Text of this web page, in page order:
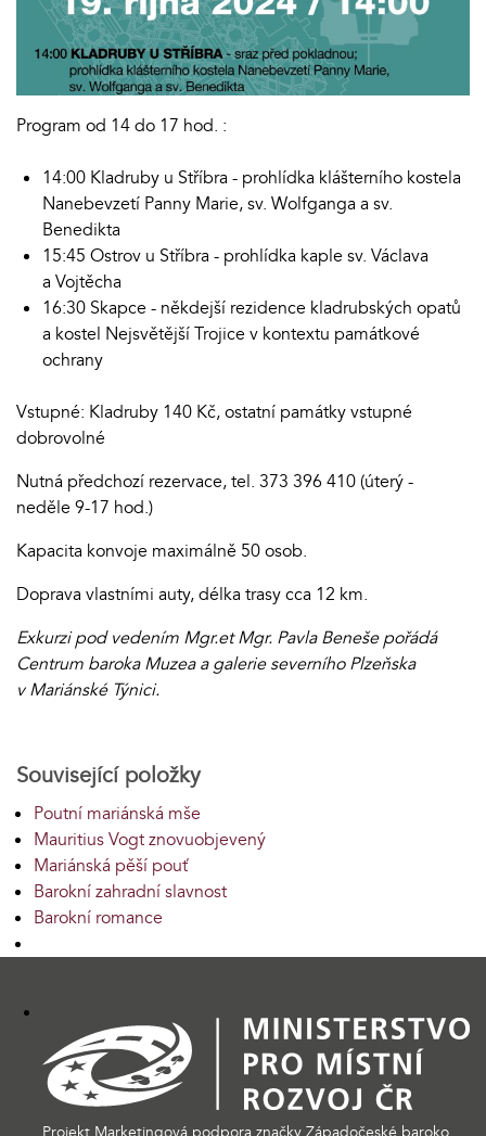
Program od 14 do 17 hod. :
14:00 Kladruby u Stříbra - prohlídka klášterního kostela
Nanebevzetí Panny Marie, sv. Wolfganga a sv.
Benedikta
15:45 Ostrov u Stříbra - prohlídka kaple sv. Václava
a Vojtěcha
16:30 Skapce - někdejší rezidence kladrubských opatů
a kostel Nejsvětější Trojice v kontextu památkové
ochrany
Vstupné: Kladruby 140 Kč, ostatní památky vstupné
dobrovolné
Nutná předchozí rezervace, tel. 373 396 410 (úterý -
neděle 9-17 hod.)
Kapacita konvoje maximálně 50 osob.
Doprava vlastními auty, délka trasy cca 12 km.
Exkurzi pod vedením Mgr.et Mgr. Pavla Beneše pořádá
Centrum baroka Muzea a galerie severního Plzeňska
v Mariánské Týnici.
Související položky
Poutní mariánská mše
Mauritius Vogt znovuobjevený
Mariánská pěší pouť
Barokní zahradní slavnost
Barokní romance
Projekt Marketingová podpora značky Západočeské baroko